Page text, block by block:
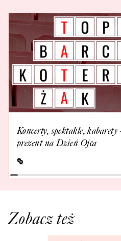
Koncerty, spektakle,
prezent na Dzień Ojca
Zobacz też